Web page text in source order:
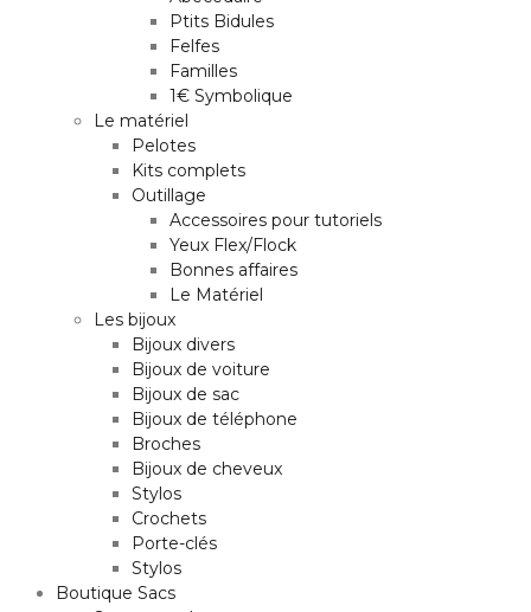
Ptits Bidules
Felfes
Familles
1€ Symbolique
Le matériel
Pelotes
Kits complets
Outillage
Accessoires pour tutoriels
Yeux Flex/Flock
Bonnes affaires
Le Matériel
Les bijoux
Bijoux divers
Bijoux de voiture
Bijoux de sac
Bijoux de téléphone
Broches
Bijoux de cheveux
Stylos
Crochets
Porte-clés
Stylos
Boutique Sacs